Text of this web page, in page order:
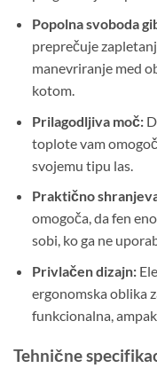
Popolna svoboda
preprečuje
manevriranje med
kotom.
Prilagodljiva moč:
toplote vam
svojemu tipu las.
Praktično
omogoča, da fen
sobi, ko ga ne
Privlačen dizajn:
ergonomska oblika
funkcionalna,
Tehnične